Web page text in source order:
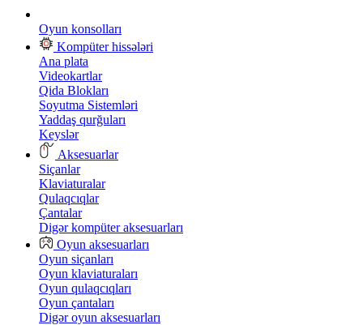
Oyun konsolları
Kompüter hissələri
Ana plata
Videokartlar
Qida Blokları
Soyutma Sistemləri
Yaddaş qurğuları
Keyslər
Aksesuarlar
Siçanlar
Klaviaturalar
Qulaqcıqlar
Çantalar
Digər kompüter aksesuarları
Oyun aksesuarları
Oyun siçanları
Oyun klaviaturaları
Oyun qulaqcıqları
Oyun çantaları
Digər oyun aksesuarları